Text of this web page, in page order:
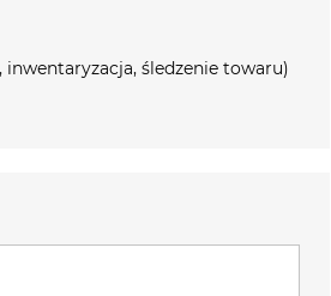
śledzenie towaru)